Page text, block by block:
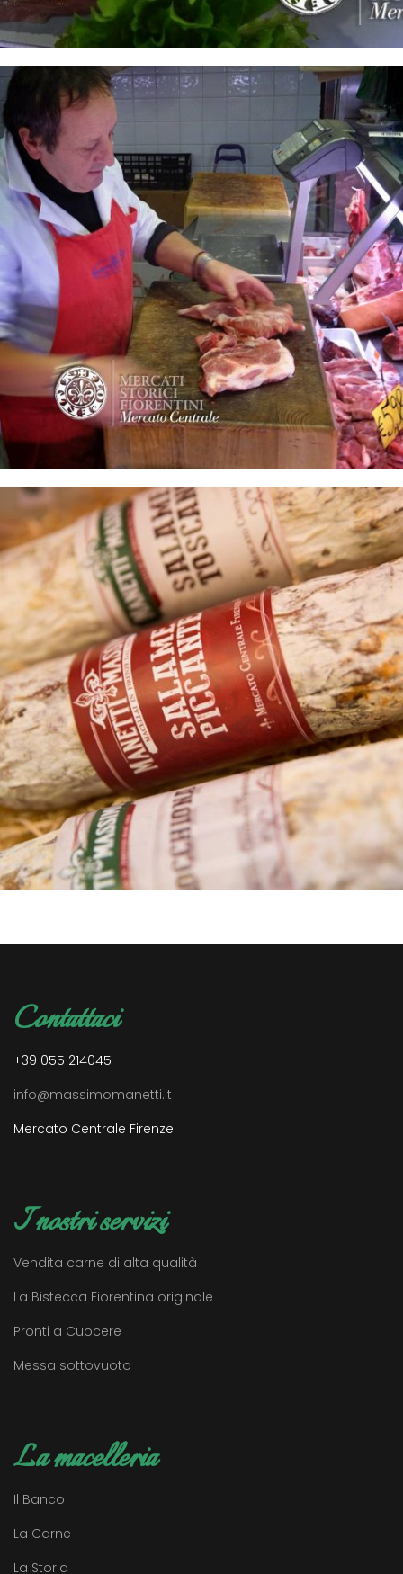
Contattaci
+39 055 214045
info@massimomanetti.it
Mercato Centrale Firenze
I nostri servizi
Vendita carne di alta qualità
La Bistecca Fiorentina originale
Pronti a Cuocere
Messa sottovuoto
La macelleria
Il Banco
La Carne
La Storia